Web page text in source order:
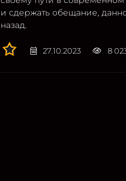
и сдержать обещание,
назад.
27.10.2023 8